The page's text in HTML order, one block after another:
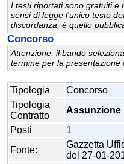
I testi riportati sono gratuiti e
sensi di legge l'unico testo
discordanza, è quello
Concorso
Attenzione, il bando
termine per la presentazione
Tipologia
Concorso
Tipologia
Contratto
Assunzione
Posti
1
Fonte:
Gazzetta
del 27-01-